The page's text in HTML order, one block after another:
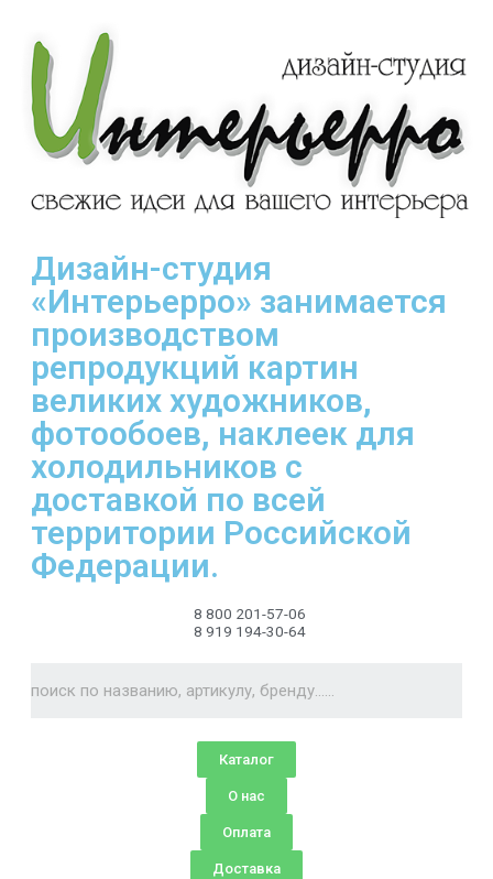
Дизайн-студия
«Интерьерро» занимается
производством
репродукций картин
великих художников,
фотообоев, наклеек для
холодильников с
доставкой по всей
территории Российской
Федерации.
8 800 201-57-06
8 919 194-30-64
Каталог
О нас
Оплата
Доставка